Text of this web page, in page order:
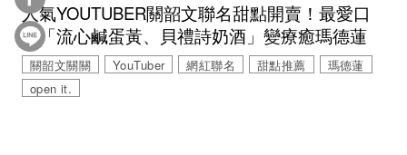
人氣YOUTUBER關韶文聯名甜點開賣！最愛口
味「流心鹹蛋黃、貝禮詩奶酒」變療癒瑪德蓮
關韶文關關 YouTuber 網紅聯名 甜點推薦
瑪德蓮
open it.